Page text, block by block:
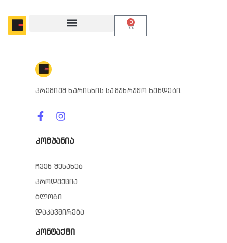
0
პრემიუმ ხარისხის სამუხრუჭო ხუნდები.
კომპანია
ჩვენ შესახებ
პროდუქცია
ბლოგი
დაკავშირება
კონტაქტი